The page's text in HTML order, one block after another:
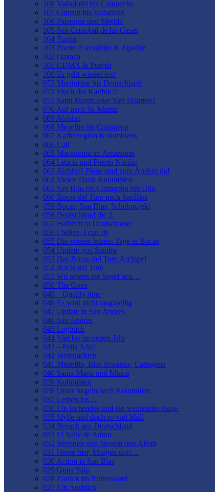
108 Valladolid bis Campeche
107 Cancun bis Valladolid
106 Palenque und Merida
105 San Cristobal de las Casas
104 Tuxtla
103 Puerto Escondido & Zipolite
102 Oaxaca
101 CDMX & Puebla
100 Es geht wieder los!
073 Martinique bis Deutschland
072 Fluch der Karibik?!
071 Saint Martin oder Sint Maarten?
070 Auf nach St. Martin
069 Abfahrt
068 Medellín bis Cartagena
067 Kaffeeregion Kolumbiens
066 Cali
065 Macedonia im Amazonas
064 Leticia und Puerto Nariño
063 Abfahrt? Pläne sind zum Ändern da!
062 Vielen Dank Kolumbien
061 San Blas bis Cartagena mit Udo
060 Bocas del Toro nach SanBlas
059 Bocas, San Blas, Schulprojekt
058 Deutschland die 2.
057 Halbzeit in Deutschland
056 I belive, I can fly
055 Die vorerst letzten Tage in Bocas
054 Update von Sandra
053 Das Bocas del Toro Archipel
052 Bocas del Toro
051 Wir setzen die Segel neu…
050 The Cove
049 – Quality time
048 Es wird nicht langweilig
047 Update in San Andres
046 San Andres
045 Logbuch
044 Viel los im neuen Jahr
043 – Feliz Año!
042 Weihnachten
041 Medellin, Islas Rosarios, Cartagena
040 Santa Marta und Minca
039 Kolumbien
038 Unter Segeln nach Kolumbien
037 Leinen los…
036 Ein lachendes und ein weinendes Auge
035 Idylle und doch so viel Müll
034 Besuch aus Deutschland
033 El Valle de Anton
032 Vereinen von Neuem und Altem
031 Heute hier, Morgen dort…
030 Action in San Blas
029 Guna Yala
028 Zurück im Palmenland
027 Ein Ausblick